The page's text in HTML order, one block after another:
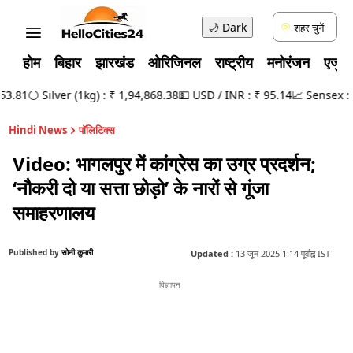
🌙 Dark शहर चुनें
होम बिहार झारखंड ओरिजिनल राष्ट्रीय मनोरंजन
⚪ Silver (1kg) : ₹ 1,94,868.38💵 USD / INR : ₹ 95.14📈 Sensex :
Hindi News पॉलिटिक्स
Video: भागलपुर में कांग्रेस का उग्र प्रदर्शन;
‘नौकरी दो या सत्ता छोड़ो’ के नारों से गूंजा
समाहरणालय
Published by सोनी कुमारी Updated : 13 जून 2025 1:14 पूर्वाह्न IST
विज्ञापन